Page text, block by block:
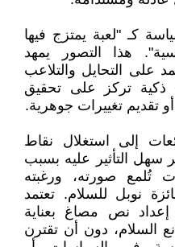
كـ "لعبة يمتزج فيها
هذا التصور يمهد
على التحايل والتلاعب
ذكية تركز على تحقيق
تقديم تغييرات جوهرية.
إلى استغلال نقاط
سهل التأثير عليه بسبب
تُلمع صورته، ورغبته
نوبل للسلام. تعتمد
إعداد نص مصاغ بعناية
السلام، دون أن تقترن